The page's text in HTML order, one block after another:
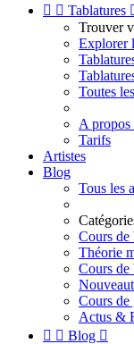
  Tablatures
Trouver
Explorer
Toutes
A
Tarifs
Artistes
Blog
Tous les
Cours de
Théorie
Cours de
Cours de
Actus &
  Blog 